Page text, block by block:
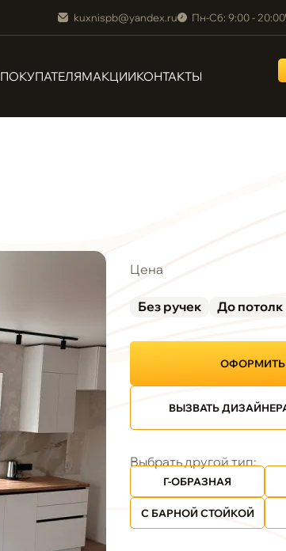
kuxnispb@yandex.ru Пн-Сб: 9:00 - 20:00
ПОКУПАТЕЛЯМАКЦИИКОНТАКТЫ
Цена
Без ручек До потолк
ОФОРМИТЬ
ВЫЗВАТЬ
Выбрать другой тип:
Г-ОБРАЗНАЯ
С БАРНОЙ СТОЙКОЙ